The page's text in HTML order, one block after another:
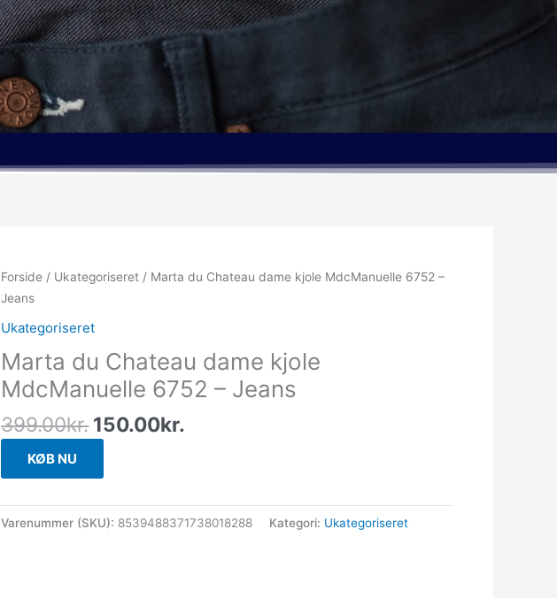
Forside / Ukategoriseret / Marta du Chateau dame kjole MdcManuelle 6752 –
Jeans
Ukategoriseret
Marta du Chateau dame kjole
MdcManuelle 6752 – Jeans
399.00kr.
Den
pris
var:
399.00kr..
150.00kr.
Den
150.00kr..
KØB NU
Varenummer (SKU): 8539488371738018288 Kategori: Ukategoriseret